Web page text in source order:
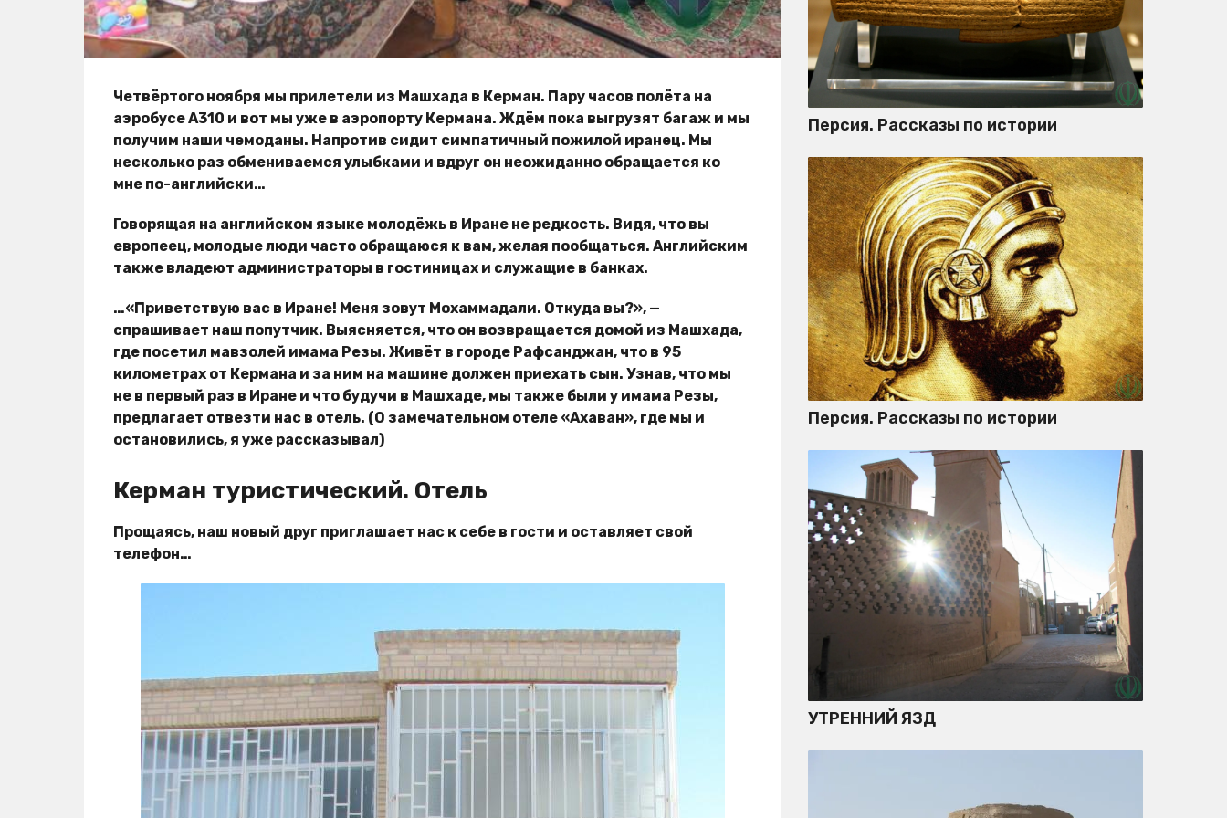
Четвёртого ноября мы прилетели из Машхада в Керман. Пару часов полёта на
аэробусе А310 и вот мы уже в аэропорту Кермана. Ждём пока выгрузят багаж и мы
получим наши чемоданы. Напротив сидит симпатичный пожилой иранец. Мы
несколько раз обмениваемся улыбками и вдруг он неожиданно обращается ко
мне по-английски…
Говорящая на английском языке молодёжь в Иране не редкость. Видя, что вы
европеец, молодые люди часто обращаюся к вам, желая пообщаться. Английским
также владеют администраторы в гостиницах и служащие в банках.
…«Приветствую вас в Иране! Меня зовут Мохаммадали. Откуда вы?», —
спрашивает наш попутчик. Выясняется, что он возвращается домой из Машхада,
где посетил мавзолей имама Резы. Живёт в городе Рафсанджан, что в 95
километрах от Кермана и за ним на машине должен приехать сын. Узнав, что мы
не в первый раз в Иране и что будучи в Машхаде, мы также были у имама Резы,
предлагает отвезти нас в отель. (О замечательном отеле «Ахаван», где мы и
остановились, я уже рассказывал)
Керман туристический. Отель
Прощаясь, наш новый друг приглашает нас к себе в гости и оставляет свой
телефон…
Персия. Рассказы по истории
Персия. Рассказы по истории
УТРЕННИЙ ЯЗД